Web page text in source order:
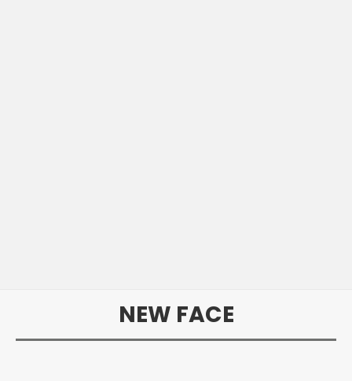
NEW FACE